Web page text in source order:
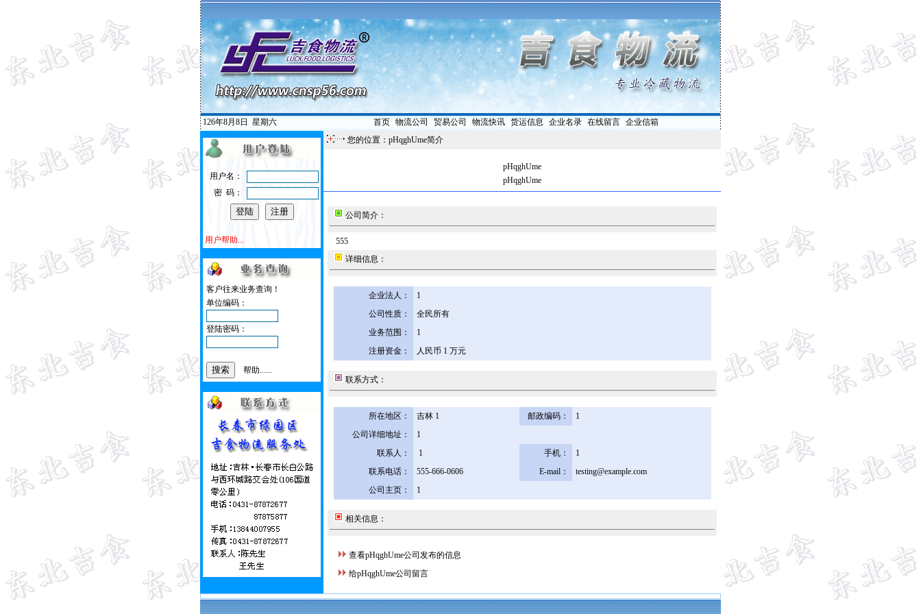
126年8月8日 星期六 首页| 物流公司 贸易公司 物流快讯| 货运信息 企业名录| 在线留言| 企业信箱
用户名：
密 码：
用户帮助...
客户往来业务查询！
单位编码：
登陆密码：
帮助......
您的位置：pHqghUme简介
pHqghUme
pHqghUme
公司简介：
555
详细信息：
企业法人：
1
公司性质：
全民所有
业务范围：
1
注册资金：
人民币 1 万元
联系方式：
所在地区： 吉林 1 邮政编码：
1
公司详细地址：
1
联系人：
1 手机：
1
联系电话：
555-666-0606 E-mail：
testing@example.com
公司主页：
1
相关信息：
查看pHqghUme公司发布的信息
给pHqghUme公司留言